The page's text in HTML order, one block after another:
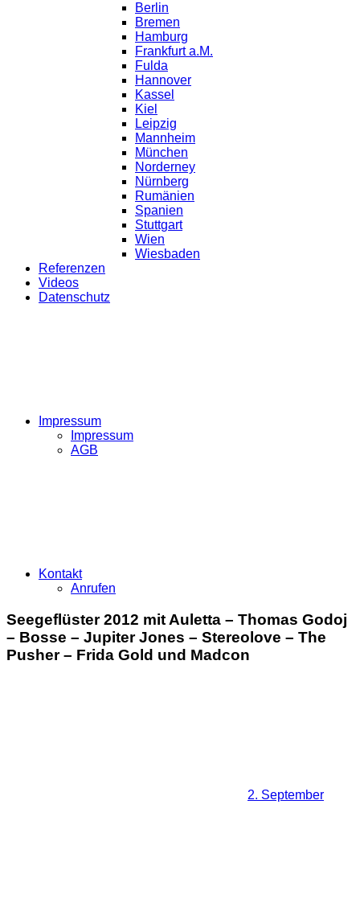
Berlin
Bremen
Hamburg
Frankfurt a.M.
Fulda
Hannover
Kassel
Kiel
Leipzig
Mannheim
München
Norderney
Nürnberg
Rumänien
Spanien
Stuttgart
Wien
Wiesbaden
Referenzen
Videos
Datenschutz
Impressum
Impressum
AGB
Kontakt
Anrufen
Seegeflüster 2012 mit Auletta – Thomas Godoj
– Bosse – Jupiter Jones – Stereolove – The
Pusher – Frida Gold und Madcon
2. September